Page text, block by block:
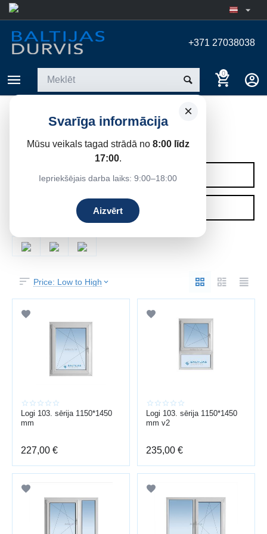
+371 27038038
0
×
Svarīga informācija
Mūsu veikals tagad strādā no 8:00 līdz
17:00.
Iepriekšējais darba laiks: 9:00–18:00
Aizvērt
LOGI 103. SĒRIJA
Sākums / Logi / Plastikāta logi (PVC)
KATEGORIJAS
FILTRI
Price: Low to High
Logi 103. sērija 1150*1450
mm
227,00 €
Logi 103. sērija 1150*1450
mm v2
235,00 €